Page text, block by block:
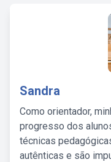
Sandra
Como orientador,
progresso dos
técnicas
autênticas e são